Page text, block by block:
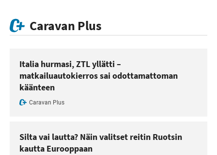
Caravan Plus
Italia hurmasi, ZTL yllätti –
matkailuautokierros sai odottamattoman
käänteen
Caravan Plus
Silta vai lautta? Näin valitset reitin Ruotsin
kautta Eurooppaan